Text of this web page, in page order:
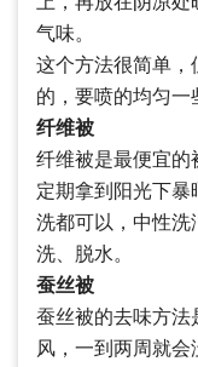
气味。
这个方法很简单，
的，要喷的均匀一
纤维被
纤维被是最便宜的
定期拿到阳光下
洗都可以，中性洗
洗、脱水。
蚕丝被
蚕丝被的去味方法
风，一到两周就